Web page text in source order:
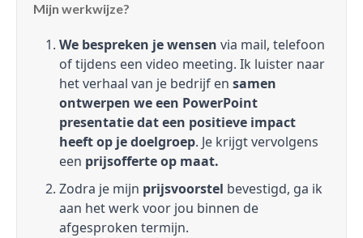
Mijn werkwijze?
We bespreken je wensen via mail, telefoon
of tijdens een video meeting. Ik luister naar
het verhaal van je bedrijf en samen
ontwerpen we een PowerPoint
presentatie dat een positieve impact
heeft op je doelgroep. Je krijgt vervolgens
een prijsofferte op maat.
Zodra je mijn prijsvoorstel bevestigd, ga ik
aan het werk voor jou binnen de
afgesproken termijn.